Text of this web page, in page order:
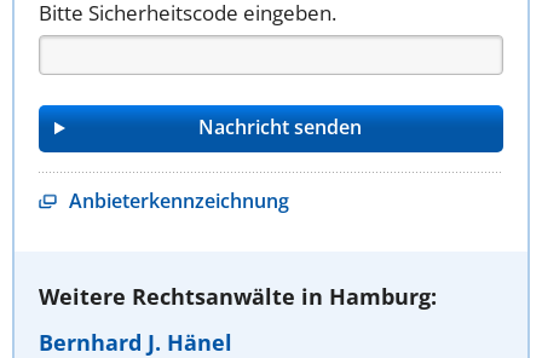
Bitte Sicherheitscode eingeben.
Anbieterkennzeichnung
Weitere Rechtsanwälte in Hamburg:
Bernhard J. Hänel